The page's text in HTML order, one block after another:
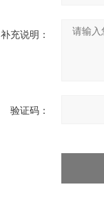
补充说明：
验证码：